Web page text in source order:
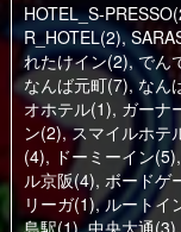
HOTEL_S-
R_HOTEL(2),
れたけイン(2),でん
なんば元町(7),なん
オホテル(1), ガーナ
ン(2),スマイルホテ
(4), ドーミーイン(5),
ル京阪(4), ボードゲ
リーガ(1),ルートイ
島駅(1),中央大通(3),